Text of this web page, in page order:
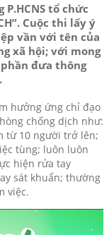
P.HCNS tổ chức
Cuộc thi lấy ý
vần với tên của
xã hội; với mong
phần đưa thông
hưởng ứng chỉ đạo
chống dịch như:
từ 10 người trở lên;
tùng; luôn luôn
hiện rửa tay
sát khuẩn; thường
việc.